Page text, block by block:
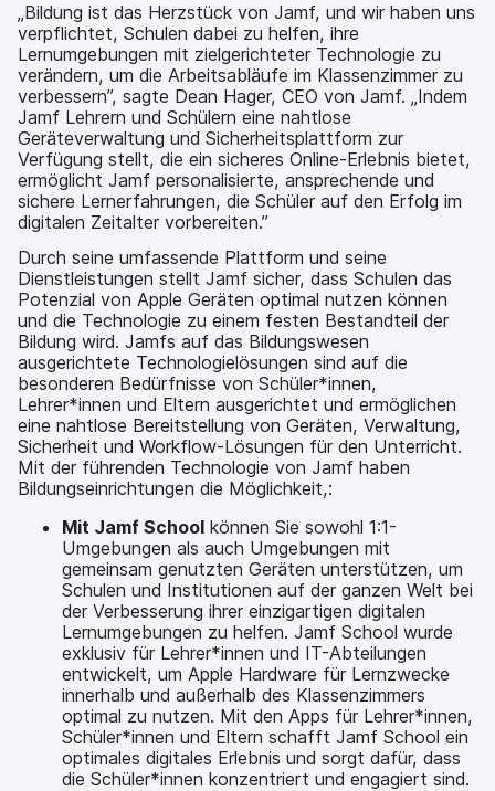
„Bildung ist das Herzstück von Jamf, und wir haben uns
verpflichtet, Schulen dabei zu helfen, ihre
Lernumgebungen mit zielgerichteter Technologie zu
verändern, um die Arbeitsabläufe im Klassenzimmer zu
verbessern”, sagte Dean Hager, CEO von Jamf. „Indem
Jamf Lehrern und Schülern eine nahtlose
Geräteverwaltung und Sicherheitsplattform zur
Verfügung stellt, die ein sicheres Online-Erlebnis bietet,
ermöglicht Jamf personalisierte, ansprechende und
sichere Lernerfahrungen, die Schüler auf den Erfolg im
digitalen Zeitalter vorbereiten.”
Durch seine umfassende Plattform und seine
Dienstleistungen stellt Jamf sicher, dass Schulen das
Potenzial von Apple Geräten optimal nutzen können
und die Technologie zu einem festen Bestandteil der
Bildung wird. Jamfs auf das Bildungswesen
ausgerichtete Technologielösungen sind auf die
besonderen Bedürfnisse von Schüler*innen,
Lehrer*innen und Eltern ausgerichtet und ermöglichen
eine nahtlose Bereitstellung von Geräten, Verwaltung,
Sicherheit und Workflow-Lösungen für den Unterricht.
Mit der führenden Technologie von Jamf haben
Bildungseinrichtungen die Möglichkeit,:
Mit Jamf School können Sie sowohl 1:1-
Umgebungen als auch Umgebungen mit
gemeinsam genutzten Geräten unterstützen, um
Schulen und Institutionen auf der ganzen Welt bei
der Verbesserung ihrer einzigartigen digitalen
Lernumgebungen zu helfen. Jamf School wurde
exklusiv für Lehrer*innen und IT-Abteilungen
entwickelt, um Apple Hardware für Lernzwecke
innerhalb und außerhalb des Klassenzimmers
optimal zu nutzen. Mit den Apps für Lehrer*innen,
Schüler*innen und Eltern schafft Jamf School ein
optimales digitales Erlebnis und sorgt dafür, dass
die Schüler*innen konzentriert und engagiert sind.